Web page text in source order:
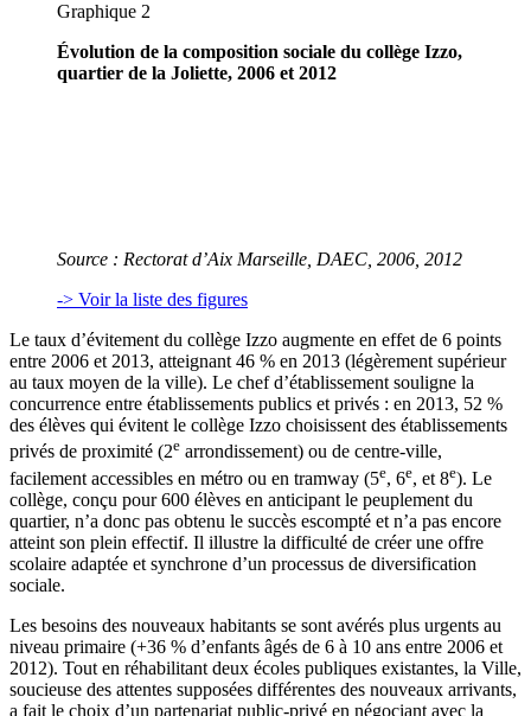
Graphique 2
Évolution de la composition sociale du collège Izzo,
quartier de la Joliette, 2006 et 2012
Source : Rectorat d’Aix Marseille, DAEC, 2006, 2012
-> Voir la liste des figures
Le taux d’évitement du collège Izzo augmente en effet de 6 points
entre 2006 et 2013, atteignant 46 % en 2013 (légèrement supérieur
au taux moyen de la ville). Le chef d’établissement souligne la
concurrence entre établissements publics et privés : en 2013, 52 %
des élèves qui évitent le collège Izzo choisissent des établissements
privés de proximité (2e arrondissement) ou de centre-ville,
facilement accessibles en métro ou en tramway (5e, 6e, et 8e). Le
collège, conçu pour 600 élèves en anticipant le peuplement du
quartier, n’a donc pas obtenu le succès escompté et n’a pas encore
atteint son plein effectif. Il illustre la difficulté de créer une offre
scolaire adaptée et synchrone d’un processus de diversification
sociale.
Les besoins des nouveaux habitants se sont avérés plus urgents au
niveau primaire (+36 % d’enfants âgés de 6 à 10 ans entre 2006 et
2012). Tout en réhabilitant deux écoles publiques existantes, la Ville,
soucieuse des attentes supposées différentes des nouveaux arrivants,
a fait le choix d’un partenariat public-privé en négociant avec la